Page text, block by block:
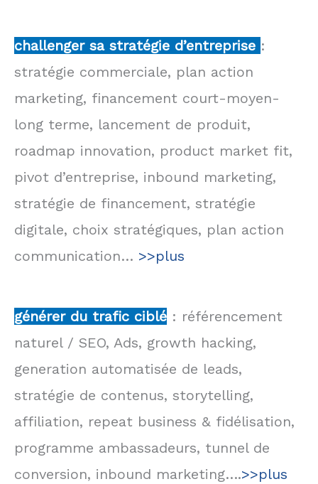
challenger sa stratégie d’entreprise :
stratégie commerciale, plan action
marketing, financement court-moyen-
long terme, lancement de produit,
roadmap innovation, product market fit,
pivot d’entreprise, inbound marketing,
stratégie de financement, stratégie
digitale, choix stratégiques, plan action
communication… >>plus
générer du trafic ciblé : référencement
naturel / SEO, Ads, growth hacking,
generation automatisée de leads,
stratégie de contenus, storytelling,
affiliation, repeat business & fidélisation,
programme ambassadeurs, tunnel de
conversion, inbound marketing….>>plus